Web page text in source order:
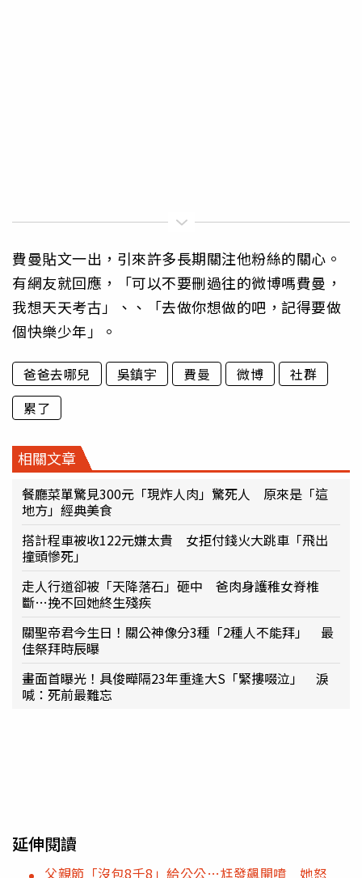
費曼貼文一出，引來許多長期關注他粉絲的關心。
有網友就回應，「可以不要刪過往的微博嗎費曼，
我想天天考古」、、「去做你想做的吧，記得要做
個快樂少年」。
爸爸去哪兒 吳鎮宇 費曼 微博
社群
累了
相關文章
餐廳菜單驚見300元「現炸人肉」驚死人 原來是「這
地方」經典美食
搭計程車被收122元嫌太貴 女拒付錢火大跳車「飛出
撞頭慘死」
走人行道卻被「天降落石」砸中 爸肉身護稚女脊椎
斷…挽不回她終生殘疾
關聖帝君今生日！關公神像分3種「2種人不能拜」 最
佳祭拜時辰曝
畫面首曝光！具俊曄隔23年重逢大S「緊摟啜泣」 淚
喊：死前最難忘
延伸閱讀
父親節「沒包8千8」給公公…尪發飆開噴 她怒